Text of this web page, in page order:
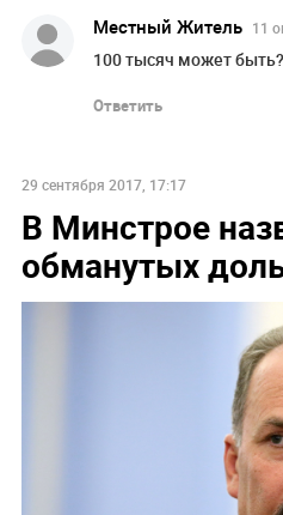
Местный Житель 11
100 тысяч может быть?
Ответить
29 сентября 2017, 17:17
В Минстрое
обманутых